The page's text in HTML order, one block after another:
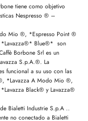
tiene como objetivo
Nespresso ® –
Mio ®, *Espresso Point ®
*Lavazza®* Blue®* son
Borbone Srl es un
S.p.A.®. La
funcional a su uso con las
*Lavazza A Modo Mio ®,
Black® y Lavazza®
Bialetti Industrie S.p.A ..
no conectado a Bialetti